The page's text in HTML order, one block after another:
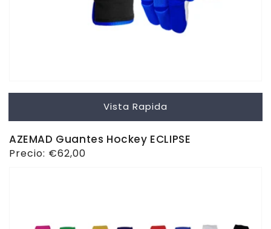
Vista Rapida
AZEMAD Guantes Hockey ECLIPSE
Precio
Precio: €62,00